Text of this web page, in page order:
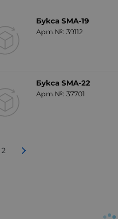
Букса SMA-19
Арт.№: 39112
Букса SMA-22
Арт.№: 37701
2